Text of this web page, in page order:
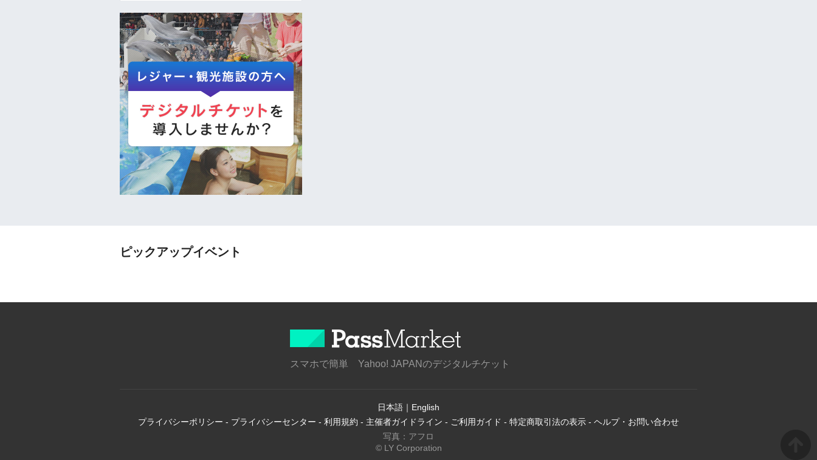
ピックアップイベント
スマホで簡単 Yahoo! JAPANのデジタルチケット
日本語 ｜ English
プライバシーポリシー - プライバシーセンター - 利用規約 - 主催者ガイドライン - ご利用ガイド - 特定商取引法の表示 - ヘルプ・お問い合わせ
写真：アフロ
© LY Corporation